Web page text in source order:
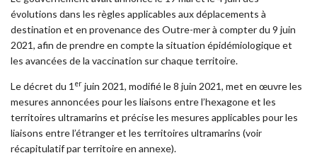
évolutions dans les règles applicables aux déplacements à
destination et en provenance des Outre-mer à compter du 9 juin
2021, afin de prendre en compte la situation épidémiologique et
les avancées de la vaccination sur chaque territoire.
Le décret du 1 er juin 2021, modifié le 8 juin 2021, met en œuvre les
mesures annoncées pour les liaisons entre l’hexagone et les
territoires ultramarins et précise les mesures applicables pour les
liaisons entre l’étranger et les territoires ultramarins (voir
récapitulatif par territoire en annexe).